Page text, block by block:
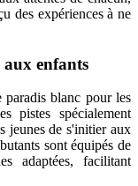
des expériences à ne
aux enfants
blanc pour les
pistes spécialement
jeunes de s'initier aux
sont équipés de
adaptées, facilitant